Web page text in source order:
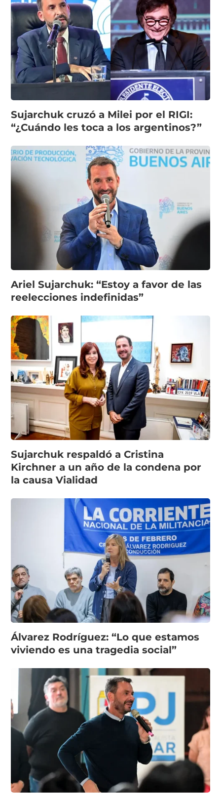
Sujarchuk cruzó a Milei por el RIGI:
“¿Cuándo les toca a los argentinos?”
Ariel Sujarchuk: “Estoy a favor de las
reelecciones indefinidas”
Sujarchuk respaldó a Cristina
Kirchner a un año de la condena por
la causa Vialidad
Álvarez Rodríguez: “Lo que estamos
viviendo es una tragedia social”